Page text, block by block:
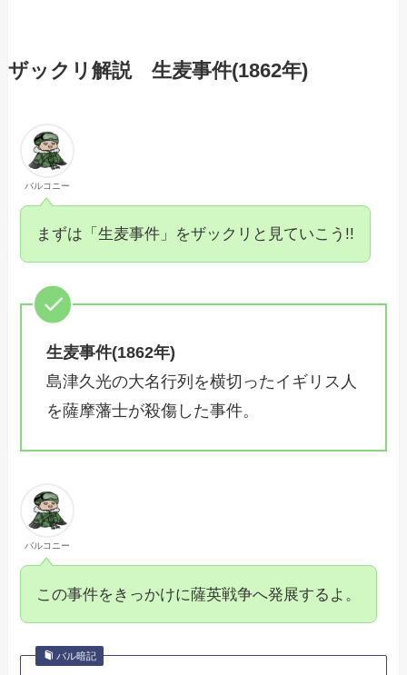
ザックリ解説 生麦事件(1862年)
バルコニー
まずは「生麦事件」をザックリと見ていこう!!
生麦事件(1862年)
島津久光の大名行列を横切ったイギリス人
を薩摩藩士が殺傷した事件。
バルコニー
この事件をきっかけに薩英戦争へ発展するよ。
バル暗記